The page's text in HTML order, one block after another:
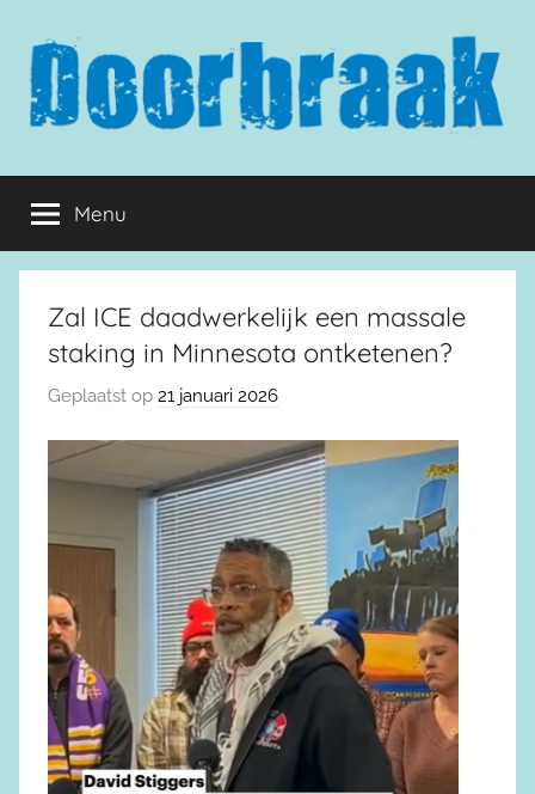
inhoud
springen
Doorbraak.eu
Menu
Zal ICE daadwerkelijk een massale
staking in Minnesota ontketenen?
Geplaatst op 21 januari 2026